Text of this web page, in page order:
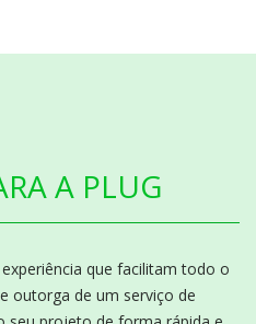
A PLUG
que facilitam todo o
outorga de um serviço de